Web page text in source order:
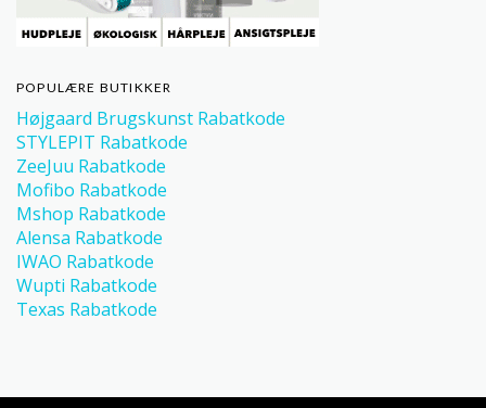
POPULÆRE BUTIKKER
Højgaard Brugskunst Rabatkode
STYLEPIT Rabatkode
ZeeJuu Rabatkode
Mofibo Rabatkode
Mshop Rabatkode
Alensa Rabatkode
IWAO Rabatkode
Wupti Rabatkode
Texas Rabatkode